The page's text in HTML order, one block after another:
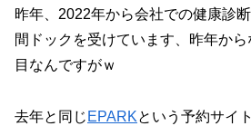
昨年、2022年から会社での健康診
間ドックを受けています、昨年か
目なんですがｗ
去年と同じ EPARKという予約サイ